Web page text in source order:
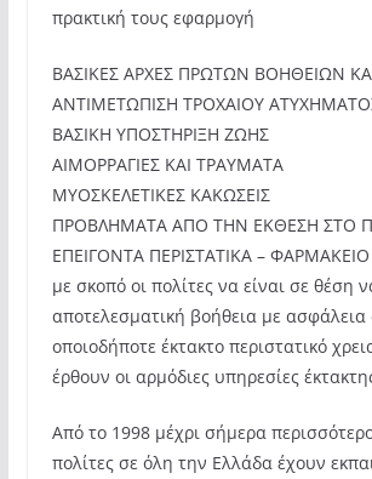
πρακτική τους εφαρμογή
ΒΑΣΙΚΕΣ ΑΡΧΕΣ ΠΡΩΤΩΝ ΒΟΗΘΕΙΩΝ
ΑΝΤΙΜΕΤΩΠΙΣΗ ΤΡΟΧΑΙΟΥ
ΒΑΣΙΚΗ ΥΠΟΣΤΗΡΙΞΗ ΖΩΗΣ
ΑΙΜΟΡΡΑΓΙΕΣ ΚΑΙ ΤΡΑΥΜΑΤΑ
ΜΥΟΣΚΕΛΕΤΙΚΕΣ ΚΑΚΩΣΕΙΣ
ΠΡΟΒΛΗΜΑΤΑ ΑΠΟ ΤΗΝ ΕΚΘΕΣΗ ΣΤΟ
ΕΠΕΙΓΟΝΤΑ ΠΕΡΙΣΤΑΤΙΚΑ – ΦΑΡΜΑΚΕΙΟ
με σκοπό οι πολίτες να είναι σε θέση
αποτελεσματική βοήθεια με ασφάλεια
οποιοδήποτε έκτακτο περιστατικό
έρθουν οι αρμόδιες υπηρεσίες
Από το 1998 μέχρι σήμερα
πολίτες σε όλη την Ελλάδα έχουν